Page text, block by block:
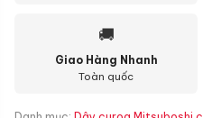
🚚
Giao Hàng Nhanh
Toàn quốc